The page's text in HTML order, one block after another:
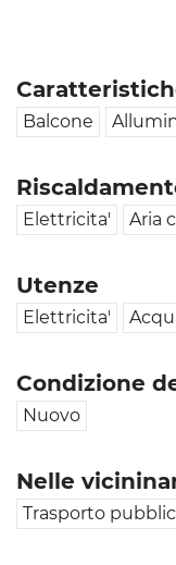
Balcone
Elettricita' Aria
Utenze
Elettricita'
Condizione
Nuovo
Nelle
Trasporto